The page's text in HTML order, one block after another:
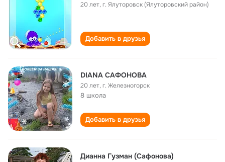
20 лет,г. Ялуторовск (Ялуторовский район)
Добавить в друзья
DIANA САФОНОВА
20 лет,г. Железногорск
8 школа
Добавить в друзья
Дианна Гузман (Сафонова)